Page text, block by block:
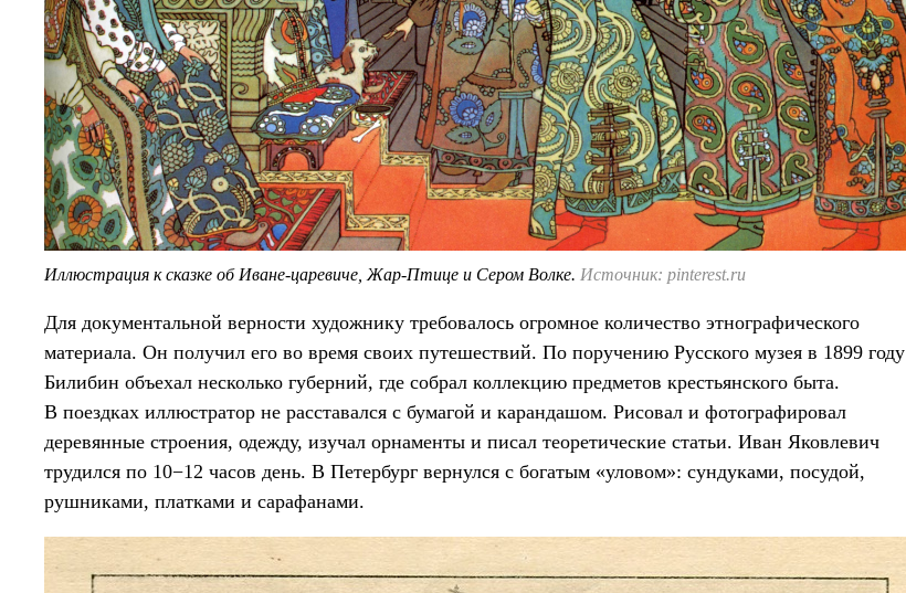
Иллюстрация к сказке об Иване-царевиче, Жар-Птице и Сером Волке. Источник: pinterest.ru
Для документальной верности художнику требовалось огромное количество этнографического
материала. Он получил его во время своих путешествий. По поручению Русского музея в 1899 году
Билибин объехал несколько губерний, где собрал коллекцию предметов крестьянского быта.
В поездках иллюстратор не расставался с бумагой и карандашом. Рисовал и фотографировал
деревянные строения, одежду, изучал орнаменты и писал теоретические статьи. Иван Яковлевич
трудился по 10−12 часов день. В Петербург вернулся с богатым «уловом»: сундуками, посудой,
рушниками, платками и сарафанами.